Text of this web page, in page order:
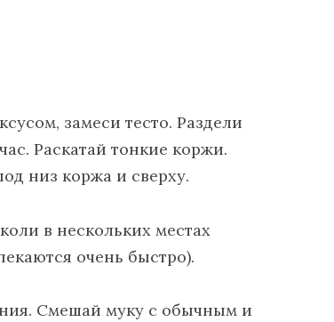
замеси тесто. Раздели
Раскатай тонкие коржи.
низ коржа и сверху.
в нескольких местах
очень быстро).
Смешай муку с обычным и